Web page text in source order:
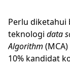
Perlu diketahui
teknologi data
Algorithm
10% kandidat